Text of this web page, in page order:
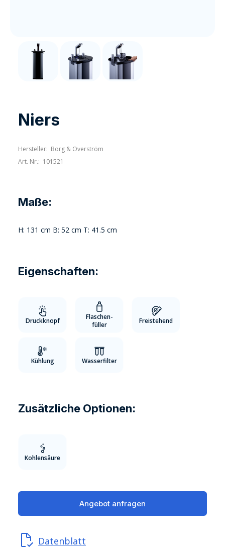
Niers
Hersteller: Borg & Overström
Art. Nr.: 101521
Maße:
H: 131 cm B: 52 cm T: 41.5 cm
Eigenschaften:
Druckknopf
Flaschen-
füller
Freistehend
Kühlung Wasserfilter
Zusätzliche Optionen:
Kohlensäure
Angebot anfragen
Datenblatt